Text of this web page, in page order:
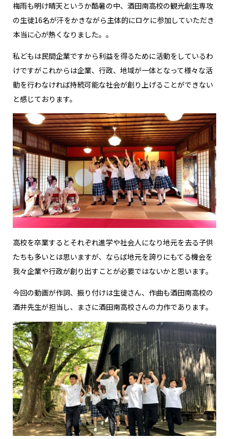
梅雨も明け晴天というか酷暑の中、酒田南高校の観光創生専攻
の生徒16名が汗をかきながら主体的にロケに参加していただき
本当に心が熱くなりました。。
私どもは民間企業ですから利益を得るために活動をしているわ
けですがこれからは企業、行政、地域が一体となって様々な活
動を行わなければ持続可能な社会が創り上げることができない
と感じております。
高校を卒業するとそれぞれ進学や社会人になり地元を去る子供
たちも多いとは思いますが、ならば地元を誇りにもてる機会を
我々企業や行政が創り出すことが必要ではないかと思います。
今回の動画が作詞、振り付けは生徒さん、作曲も酒田南高校の
酒井先生が担当し、まさに酒田南高校さんの力作であります。